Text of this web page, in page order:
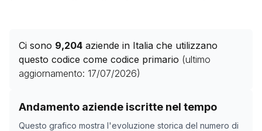
Ci sono 9,204 aziende in Italia che utilizzano
questo codice come codice primario (ultimo
aggiornamento: 17/07/2026)
Andamento aziende iscritte nel tempo
Questo grafico mostra l'evoluzione storica del numero di
Storico numero di aziende con codice ATECO
Data rilevazione